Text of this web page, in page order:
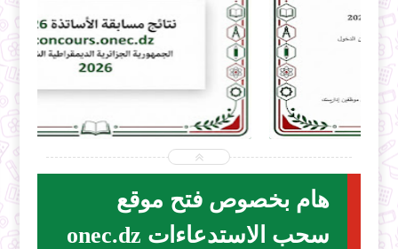
2026-07-31
ecoledz.net
هام بخصوص فتح موقع
سحب الاستدعاءات onec.dz